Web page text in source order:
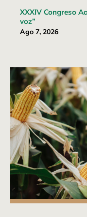
XXXIV Congreso
voz”
Ago 7, 2026